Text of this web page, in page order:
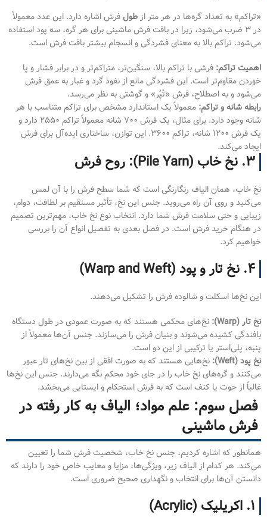
«تراکم» به تعداد گره‌ها در هر متر از طولفرش اشاره دارد. این عدد معمولاً
در ۳ ضرب می‌شود، زیرا در بافت فرش ماشینی برای هر گره، سه پود استفاده
می‌شود. تراکم بالا به معنای فشردگی و انسجام بیشتر بافت فرش است.
اهمیت تراکم: فرشی با تراکم بالا، سنگین‌تر، متراکم‌تر و در برابر فشار و پا
خوردن مقاوم‌تر است. این فشردگی مانع از نفوذ گرد و غبار به عمق فرش
می‌شود و به اصطلاح، فرش «تُپُر» و گوشتی به نظر می‌رسد.
رابطه شانه و تراکم: معمولاً یک استاندارد مشخص برای تراکم متناسب با هر
شانه وجود دارد. برای مثال، یک فرش ۷۰۰ شانه معمولاً تراکم ۲۵۵۰ دارد و
یک فرش ۱۲۰۰ شانه، تراکم ۳۶۰۰. این توازن، ساختاری ایده‌آل برای فرش
ایجاد می‌کند.
۳. نخ خاب (Pile Yarn): روح فرش
نخ خاب، همان الیاف رنگارنگی است که شما سطح فرش را با آن لمس
می‌کنید و روی آن راه می‌روید. جنس این نخ، تأثیر مستقیم بر لطافت، دوام،
زیبایی و حتی سلامت فرش شما دارد. انتخاب نوع نخ خاب، مهم‌ترین تصمیم
در هنگام خرید فرش است. در فصل بعدی به تفصیل انواع آن را بررسی
خواهیم کرد.
۴. نخ تار و پود (Warp and Weft)
این نخ‌ها اسکلت و شالوده فرش را تشکیل می‌دهند.
نخ تار (Warp):
نخ‌های محکمی هستند که به صورت عمودی در طول دستگاه
بافندگی کشیده می‌شوند و بنیان فرش را می‌سازند. جنس آن‌ها معمولاً از
پنبه، پلی‌استر یا ترکیبی از این دو است.
نخ پود (Weft):
نخ‌هایی هستند که به صورت افقی از بین نخ‌های تار عبور
می‌کنند و گره‌های نخ خاب را در جای خود محکم نگه می‌دارند. جنس این نخ‌ها
غالباً از جوت یا کنف است که به فرش استحکام و ایستایی می‌بخشد.
فصل سوم: علم مواد؛ الیاف به کار رفته در
فرش ماشینی
همانطور که اشاره کردیم، جنس نخ خاب، شخصیت فرش شما را تعیین
می‌کند. هر کدام از الیاف زیر، ویژگی‌ها، مزایا و معایب خاص خود را دارند که
دانستن آن‌ها برای انتخاب و نگهداری صحیح ضروری است.
۱. اکریلیک (Acrylic)